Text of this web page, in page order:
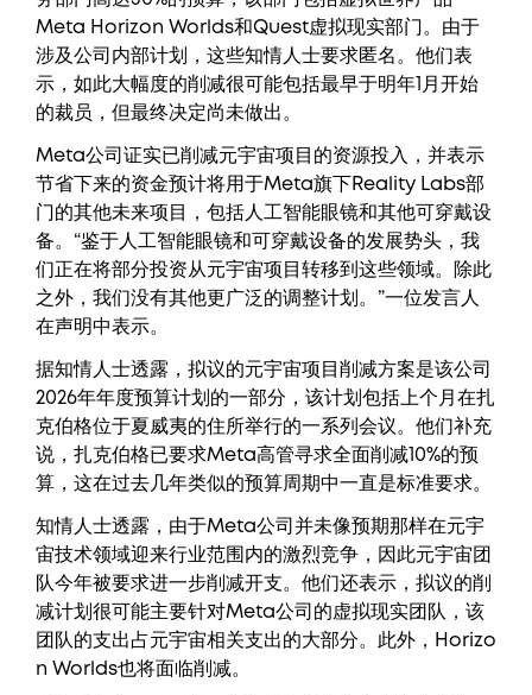
Meta Horizon Worlds和Quest虚拟现实部门。由于
涉及公司内部计划，这些知情人士要求匿名。他们表
示，如此大幅度的削减很可能包括最早于明年1月开始
的裁员，但最终决定尚未做出。
Meta公司证实已削减元宇宙项目的资源投入，并表示
节省下来的资金预计将用于Meta旗下Reality Labs部
门的其他未来项目，包括人工智能眼镜和其他可穿戴设
备。“鉴于人工智能眼镜和可穿戴设备的发展势头，我
们正在将部分投资从元宇宙项目转移到这些领域。除此
之外，我们没有其他更广泛的调整计划。”一位发言人
在声明中表示。
据知情人士透露，拟议的元宇宙项目削减方案是该公司
2026年年度预算计划的一部分，该计划包括上个月在扎
克伯格位于夏威夷的住所举行的一系列会议。他们补充
说，扎克伯格已要求Meta高管寻求全面削减10%的预
算，这在过去几年类似的预算周期中一直是标准要求。
知情人士透露，由于Meta公司并未像预期那样在元宇
宙技术领域迎来行业范围内的激烈竞争，因此元宇宙团
队今年被要求进一步削减开支。他们还表示，拟议的削
减计划很可能主要针对Meta公司的虚拟现实团队，该
团队的支出占元宇宙相关支出的大部分。此外，Horizo​​
n Worlds也将面临削减。